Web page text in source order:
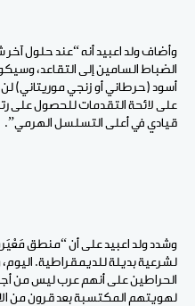
الضباط السامين إلى التقاعد،
أسود (حرطاني أو زنجي موريتاني)
على لائحة التقدمات للحصول على
قيادي في أعلى التسلسل الهرمي”.
وشدد ولد اعبيد على أن “منطق
لشرعية بديلة للديمقراطية.
الحراطين على أنهم عرب ليس من
لهويتهم المكتسبة بعد قرون من